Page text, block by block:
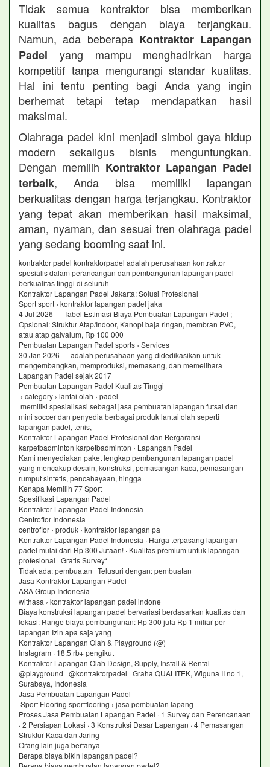
Tidak semua kontraktor bisa memberikan
kualitas bagus dengan biaya terjangkau.
Namun, ada beberapa Kontraktor Lapangan
Padel yang mampu menghadirkan harga
kompetitif tanpa mengurangi standar kualitas.
Hal ini tentu penting bagi Anda yang ingin
berhemat tetapi tetap mendapatkan hasil
maksimal.
Olahraga padel kini menjadi simbol gaya hidup
modern sekaligus bisnis menguntungkan.
Dengan memilih Kontraktor Lapangan Padel
terbaik, Anda bisa memiliki lapangan
berkualitas dengan harga terjangkau. Kontraktor
yang tepat akan memberikan hasil maksimal,
aman, nyaman, dan sesuai tren olahraga padel
yang sedang booming saat ini.
kontraktor padel kontraktorpadel adalah perusahaan kontraktor
spesialis dalam perancangan dan pembangunan lapangan padel
berkualitas tinggi di seluruh
Kontraktor Lapangan Padel Jakarta: Solusi Profesional
Sport sport › kontraktor lapangan padel jaka
4 Jul 2026 — Tabel Estimasi Biaya Pembuatan Lapangan Padel ;
Opsional: Struktur Atap/Indoor, Kanopi baja ringan, membran PVC,
atau atap galvalum, Rp 100 000
Pembuatan Lapangan Padel sports › Services
30 Jan 2026 — adalah perusahaan yang didedikasikan untuk
mengembangkan, memproduksi, memasang, dan memelihara
Lapangan Padel sejak 2017
Pembuatan Lapangan Padel Kualitas Tinggi
› category › lantai olah › padel
memiliki spesialisasi sebagai jasa pembuatan lapangan futsal dan
mini soccer dan penyedia berbagai produk lantai olah seperti
lapangan padel, tenis,
Kontraktor Lapangan Padel Profesional dan Bergaransi
karpetbadminton karpetbadminton › Lapangan Padel
Kami menyediakan paket lengkap pembangunan lapangan padel
yang mencakup desain, konstruksi, pemasangan kaca, pemasangan
rumput sintetis, pencahayaan, hingga
Kenapa Memilih 77 Sport
Spesifikasi Lapangan Padel
Kontraktor Lapangan Padel Indonesia
Centroflor Indonesia
centroflor › produk › kontraktor lapangan pa
Kontraktor Lapangan Padel Indonesia · Harga terpasang lapangan
padel mulai dari Rp 300 Jutaan! · Kualitas premium untuk lapangan
profesional · Gratis Survey*
Tidak ada: pembuatan ‎| Telusuri dengan: pembuatan
Jasa Kontraktor Lapangan Padel
ASA Group Indonesia
withasa › kontraktor lapangan padel indone
Biaya konstruksi lapangan padel bervariasi berdasarkan kualitas dan
lokasi: Range biaya pembangunan: Rp 300 juta Rp 1 miliar per
lapangan Izin apa saja yang
Kontraktor Lapangan Olah & Playground (@)
Instagram · 18,5 rb+ pengikut
Kontraktor Lapangan Olah Design, Supply, Install & Rental
@playground · @kontraktorpadel · Graha QUALITEK, Wiguna II no 1,
Surabaya, Indonesia
Jasa Pembuatan Lapangan Padel
Sport Flooring sportflooring › jasa pembuatan lapang
Proses Jasa Pembuatan Lapangan Padel · 1 Survey dan Perencanaan
· 2 Persiapan Lokasi · 3 Konstruksi Dasar Lapangan · 4 Pemasangan
Struktur Kaca dan Jaring
Orang lain juga bertanya
Berapa biaya bikin lapangan padel?